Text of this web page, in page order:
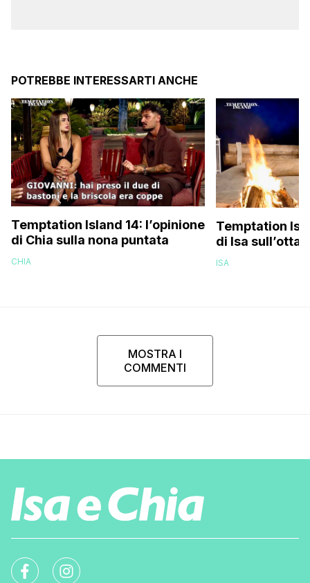
POTREBBE INTERESSARTI ANCHE
Temptation Island 14: l’opinione
di Chia sulla nona puntata
CHIA
Temptation
di Isa
ISA
MOSTRA I
COMMENTI